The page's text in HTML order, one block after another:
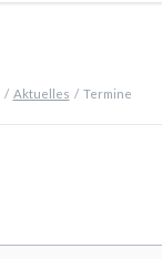
Aktuelles Termine